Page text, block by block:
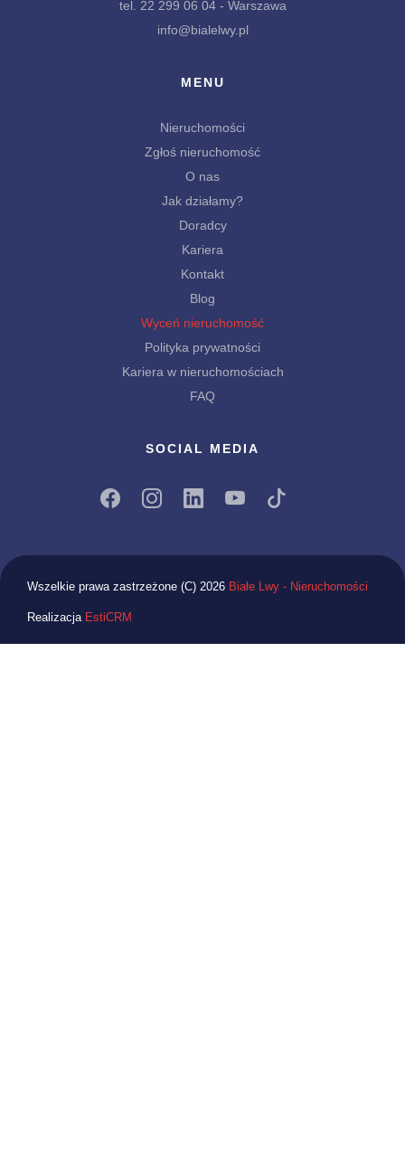
tel. 22 299 06 04 - Warszawa
info@bialelwy.pl
MENU
Nieruchomości
Zgłoś nieruchomość
O nas
Jak działamy?
Doradcy
Kariera
Kontakt
Blog
Wyceń nieruchomość
Polityka prywatności
Kariera w nieruchomościach
FAQ
SOCIAL MEDIA
Wszelkie prawa zastrzeżone (C) 2026 Białe Lwy - Nieruchomości
Realizacja EstiCRM